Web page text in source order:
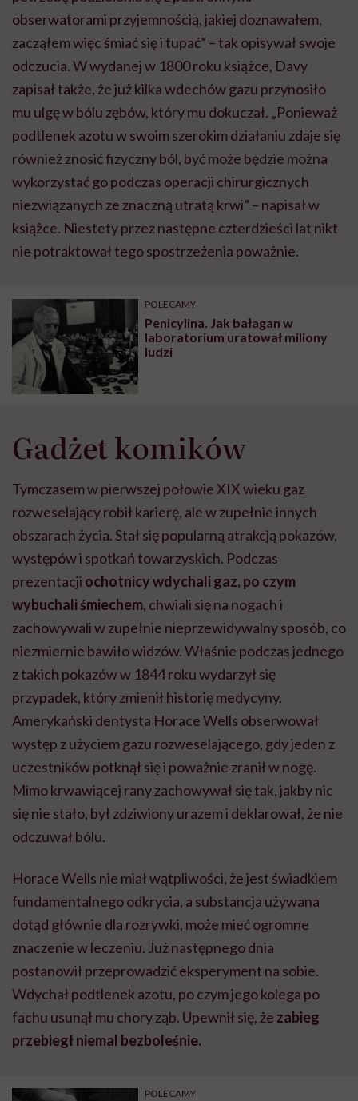
obserwatorami przyjemnością, jakiej doznawałem,
zacząłem więc śmiać się i tupać” – tak opisywał swoje
odczucia. W wydanej w 1800 roku książce, Davy
zapisał także, że już kilka wdechów gazu przynosiło
mu ulgę w bólu zębów, który mu dokuczał. „Ponieważ
podtlenek azotu w swoim szerokim działaniu zdaje się
również znosić fizyczny ból, być może będzie można
wykorzystać go podczas operacji chirurgicznych
niezwiązanych ze znaczną utratą krwi” – napisał w
książce. Niestety przez następne czterdzieści lat nikt
nie potraktował tego spostrzeżenia poważnie.
POLECAMY
Penicylina. Jak bałagan w
laboratorium uratował miliony
ludzi
Gadżet komików
Tymczasem w pierwszej połowie XIX wieku gaz
rozweselający robił karierę, ale w zupełnie innych
obszarach życia. Stał się popularną atrakcją pokazów,
występów i spotkań towarzyskich. Podczas
prezentacji ochotnicy wdychali gaz, po czym
wybuchali śmiechem, chwiali się na nogach i
zachowywali w zupełnie nieprzewidywalny sposób, co
niezmiernie bawiło widzów. Właśnie podczas jednego
z takich pokazów w 1844 roku wydarzył się
przypadek, który zmienił historię medycyny.
Amerykański dentysta Horace Wells obserwował
występ z użyciem gazu rozweselającego, gdy jeden z
uczestników potknął się i poważnie zranił w nogę.
Mimo krwawiącej rany zachowywał się tak, jakby nic
się nie stało, był zdziwiony urazem i deklarował, że nie
odczuwał bólu.
Horace Wells nie miał wątpliwości, że jest świadkiem
fundamentalnego odkrycia, a substancja używana
dotąd głównie dla rozrywki, może mieć ogromne
znaczenie w leczeniu. Już następnego dnia
postanowił przeprowadzić eksperyment na sobie.
Wdychał podtlenek azotu, po czym jego kolega po
fachu usunął mu chory ząb. Upewnił się, że zabieg
przebiegł niemal bezboleśnie.
POLECAMY